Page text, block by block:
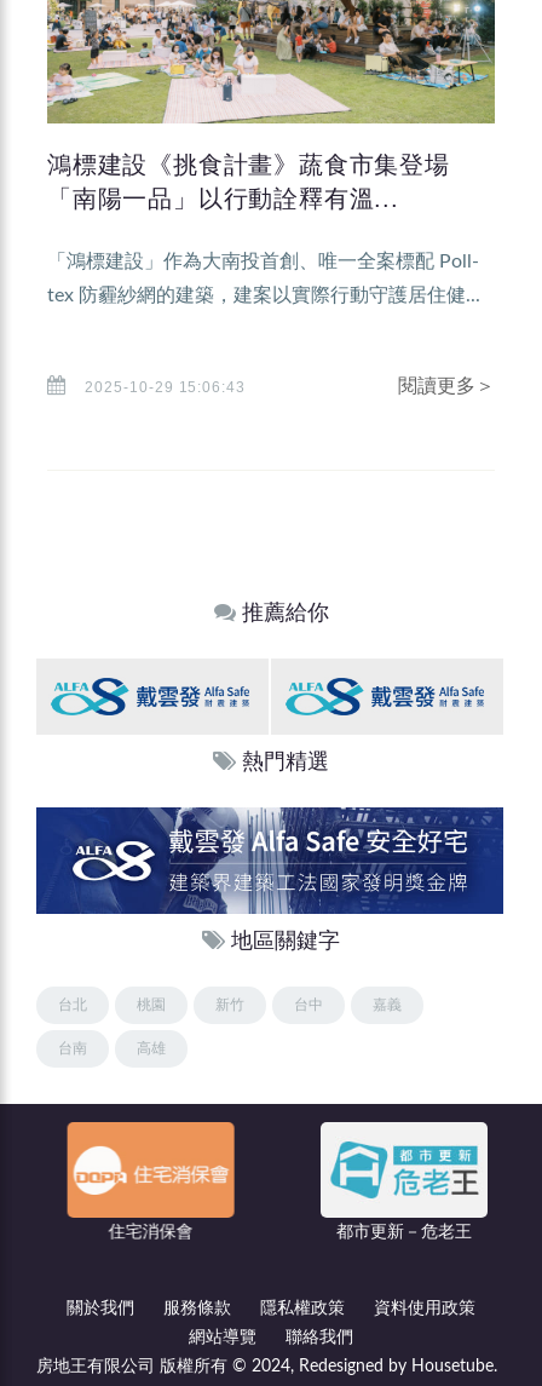
鴻標建設《挑食計畫》蔬食市集登場
「南陽一品」以行動詮釋有溫...
「鴻標建設」作為大南投首創、唯一全案標配 Poll-
tex 防霾紗網的建築，建案以實際行動守護居住健...
2025-10-29 15:06:43 閱讀更多＞
推薦給你
熱門精選
地區關鍵字
台北 桃園 新竹 台中 嘉義
台南 高雄
住宅消保會 都市更新－危老王
關於我們 服務條款 隱私權政策
資料使用政策
網站導覽
聯絡我們
房地王有限公司 版權所有 © 2024, Redesigned by Housetube.